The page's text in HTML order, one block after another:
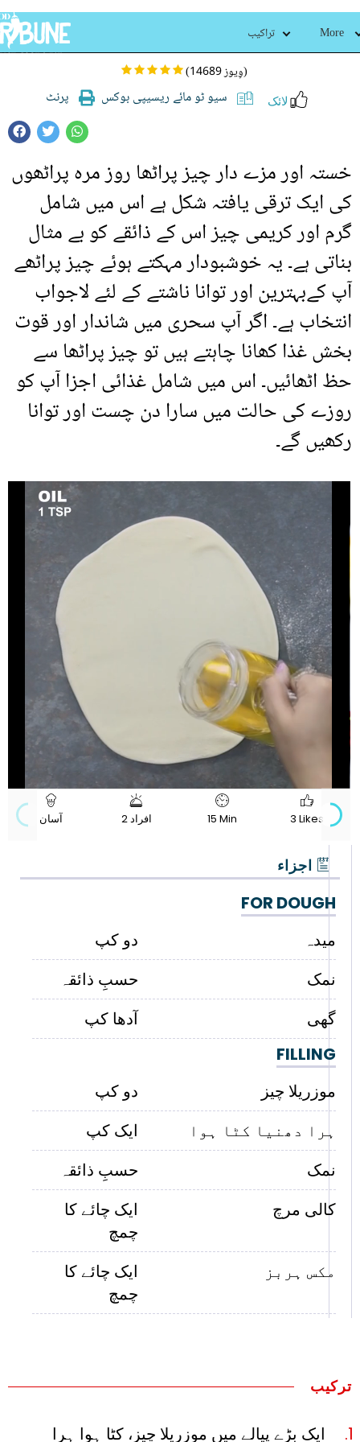
تراکیب More
(14689 وِیوز)
پرنٹ سیو ٹو مائے ریسیپی بوکس لائک
خستہ اور مزے دار چیز پراٹھا روز مرہ پراٹھوں
کی ایک ترقی یافتہ شکل ہے اس میں شامل
گرم اور کریمی چیز اس کے ذائقے کو بے مثال
بناتی ہے۔ یہ خوشبودار مہکتے ہوئے چیز پراٹھے
آپ کےبہترین اور توانا ناشتے کے لئے لاجواب
انتخاب ہے۔ اگر آپ سحری میں شاندار اور قوت
بخش غذا کھانا چاہتے ہیں تو چیز پراٹھا سے
حظ اٹھائیں۔ اس میں شامل غذائی اجزا آپ کو
روزے کی حالت میں سارا دن چست اور توانا
رکھیں گے۔
0%
0%
آسان 2 افراد 15 Min 3 Likes
اجزاء
FOR DOUGH
میدہ
دو کپ
نمک
حسبِ ذائقہ
گھی
آدھا کپ
FILLING
موزریلا چیز
دو کپ
ہرا دھنیا کٹا ہوا
ایک کپ
نمک
حسبِ ذائقہ
کالی مرچ
ایک چائے کا
چمچ
مکس ہربز
ایک چائے کا
چمچ
ترکیب
ایک بڑے پیالے میں موزریلا چیز، کٹا ہوا ہرا